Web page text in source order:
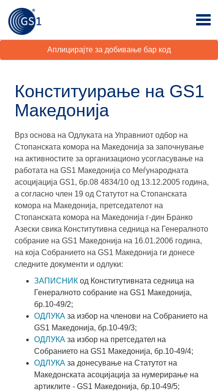
Аплицирајте за добивање бар код
Конституирање на GS1
Македонија
Врз основа на Одлуката на Управниот одбор на
Стопанската комора на Македонија за започнување
на активностите за организационо усогласување на
работата на GS1 Македонија со Меѓународната
асоцијација GS1, бр.08 4834/10 од 13.12.2005 година,
а согласно член 19 од Статутот на Стопанската
комора на Македонија, претседателот на
Стопанската комора на Македонија г-дин Бранко
Азески свика Конститутивна седница на Генералното
собрание на GS1 Македонија на 16.01.2006 година,
на која Собранието на GS1 Македонија ги донесе
следните документи и одлуки:
ЗАПИСНИК од Конститутивната седница на
Генералното собрание на GS1 Македонија,
бр.10-49/2;
ОДЛУКА за избор на членови на Собранието на
GS1 Македонија, бр.10-49/3;
ОДЛУКА за избор на претседател на
Собранието на GS1 Македонија, бр.10-49/4;
ОДЛУКА за донесување на Статутот на
Македонската асоцијација за нумерирање на
артиклите - GS1 Македонија, бр.10-49/5;